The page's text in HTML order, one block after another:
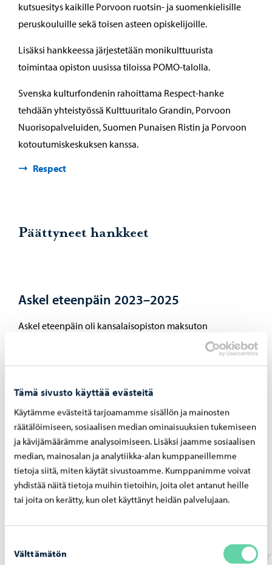
Tämä sivusto käyttää evästeitä
Käytämme evästeitä tarjoamamme sisällön ja mainosten
räätälöimiseen, sosiaalisen median ominaisuuksien tukemiseen
ja kävijämäärämme analysoimiseen. Lisäksi jaamme sosiaalisen
median, mainosalan ja analytiikka-alan kumppaneillemme
tietoja siitä, miten käytät sivustoamme. Kumppanimme voivat
yhdistää näitä tietoja muihin tietoihin, joita olet antanut heille
tai joita on kerätty, kun olet käyttänyt heidän palvelujaan.
valinta
Välttämätön
kutsuesitys kaikille Porvoon ruotsin- ja suomenkielisille
peruskouluille sekä toisen asteen opiskelijoille.
Lisäksi hankkeessa järjestetään monikulttuurista
toimintaa opiston uusissa tiloissa POMO-talolla.
Svenska kulturfondenin rahoittama Respect-hanke
tehdään yhteistyössä Kulttuuritalo Grandin, Porvoon
Nuorisopalveluiden, Suomen Punaisen Ristin ja Porvoon
kotoutumiskeskuksen kanssa.
Respect
Päättyneet hankkeet
Askel eteenpäin 2023–2025
Askel eteenpäin oli kansalaisopiston maksuton
koulutuskokonaisuus maahan muuttaneille aikuisille,
työelämävalmiuksien kehittäminen osallistujien tarpeista
lähtien. Koulutukset toteutettiin Opetus- ja
kulttuuriministeriön erityisavustuksella 1.8.2023–
30.6.2025.
Eskoa – Näsin kartanon teemakuukausi
2025
Kansalaisopisto järjesti teemakuukauden toukokuussa